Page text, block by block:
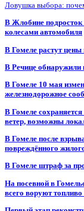
Ловушка выбора:
В Жлобине подросток
колесами автомобиля
В Гомеле растут
В Речице обнаружили
В Гомеле 10 мая
железнодорожное
В Гомеле
ветер, возможны
В Гомеле после
повреждённого
В Гомеле штраф за
На посевной в
всего воруют